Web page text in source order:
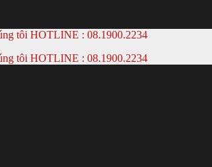
tôi HOTLINE : 08.1900.2234
tôi HOTLINE : 08.1900.2234